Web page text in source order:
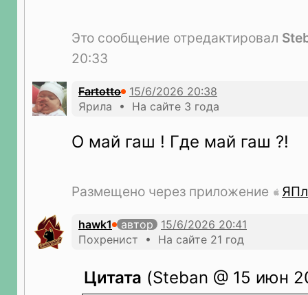
Это сообщение отредактировал
20:33
Fartotto
Ярила • На сайте 3 года
О май гаш ! Где май гаш ?!
Размещено через приложение
hawk1
автор
Похренист • На сайте 21 год
Цитата (Steban @ 15 июн